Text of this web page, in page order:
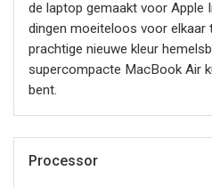
de laptop gemaakt voor Apple
dingen moeiteloos voor elkaar
prachtige nieuwe kleur
supercompacte MacBook Air
bent.
Processor